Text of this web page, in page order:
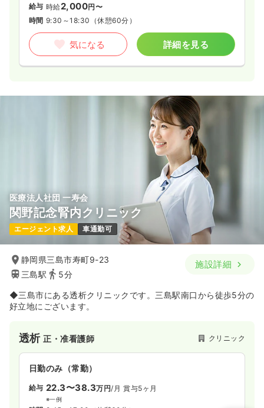
給与 時給2,000円〜
時間 9:30～18:30 （休憩60分）
気になる 詳細を見る
医療法人社団 一寿会
関野記念腎内クリニック
エージェント求人 車通勤可
静岡県三島市寿町9-23
三島駅
5分
施設詳細
◆三島市にある透析クリニックです。三島駅南口から徒歩5分の
好立地にございます。
透析正・准看護師 クリニック
日勤のみ（常勤）
給与 22.3〜38.3万円/月 賞与5ヶ月
※一例